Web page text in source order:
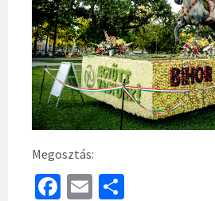
Megosztás:
Fa E